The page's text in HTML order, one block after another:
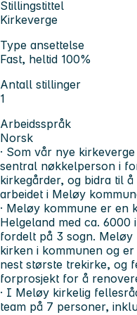
Stillingstittel
Kirkeverge
Type ansettelse
Fast, heltid 100%
Antall stillinger
1
Arbeidsspråk
Norsk
· Som vår nye
sentral nøkkelperson i
kirkegårder, og bidra til
arbeidet i Meløy
· Meløy kommune er en
Helgeland med ca.
fordelt på 3 sogn. Meløy
kirken i kommunen og
nest største trekirke, og
forprosjekt for å
· I Meløy kirkelig
team på 7 personer,